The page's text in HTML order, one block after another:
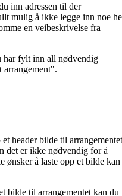
inn adressen til der
mulig å ikke legge inn noe
en veibeskrivelse fra
har fylt inn all nødvendig
header bilde til arrangementet
det er ikke nødvendig for å
ønsker å laste opp et bilde kan
bilde til arrangementet kan du